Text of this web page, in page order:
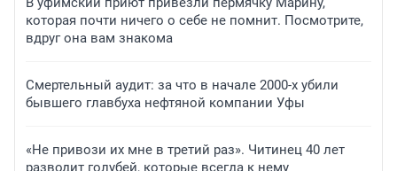
которая почти ничего о себе не помнит. Посмотрите,
вдруг она вам знакома
Смертельный аудит: за что в начале 2000-х убили
бывшего главбуха нефтяной компании Уфы
«Не привози их мне в третий раз». Читинец 40 лет
разводит голубей, которые всегда к нему